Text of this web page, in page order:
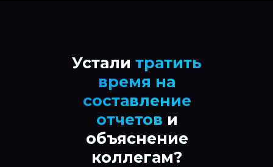
Устали тратить
время на
составление
отчетов и
объяснение
коллегам?